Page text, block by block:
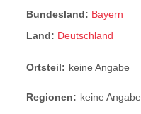
Bundesland: Bayern
Land: Deutschland
Ortsteil: keine Angabe
Regionen: keine Angabe